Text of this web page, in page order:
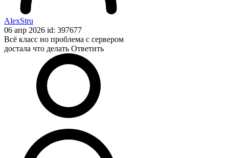
AlexStru
06 апр 2026 id: 397677
Всё класс но проблема с сервером
достала что делать Ответить